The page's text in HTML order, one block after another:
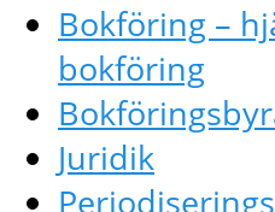
Bokföring –
bokföring
Juridik